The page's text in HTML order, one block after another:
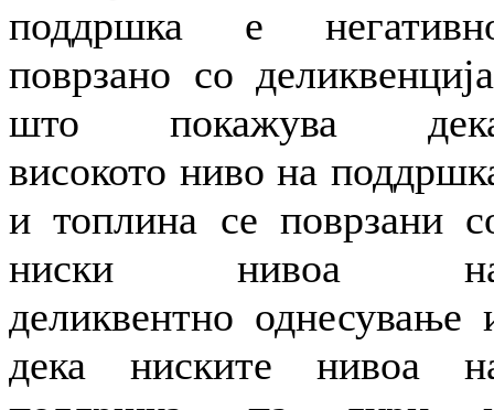
поддршка е
поврзано со
што покажува
високото ниво на
и топлина се поврзани
ниски нивоа
деликвентно однесување
дека ниските нивоа